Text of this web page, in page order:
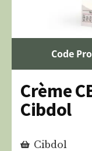
Code
Crème
Cibdol
Cibdol